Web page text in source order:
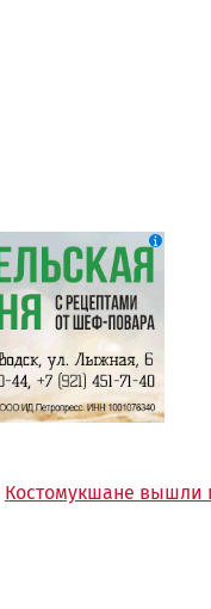
Костомукшане вышли